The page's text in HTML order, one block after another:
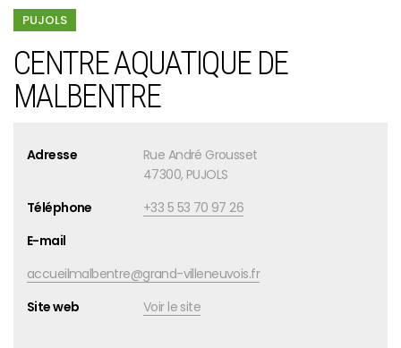
PUJOLS
CENTRE AQUATIQUE DE
MALBENTRE
Adresse
Rue André Grousset
47300, PUJOLS
Téléphone
+33 5 53 70 97 26
E-mail
accueilmalbentre@grand-villeneuvois.fr
Site web
Voir le site